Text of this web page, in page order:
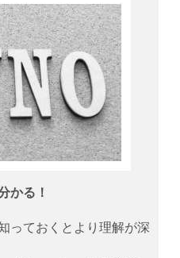
かる！
っておくとより理解が深